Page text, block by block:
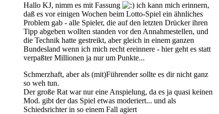
Hallo KJ, nimm es mit Fassung
ich kann mich erinnern,
daß es vor einigen Wochen beim Lotto-Spiel ein ähnliches
Problem gab - alle Spieler, die auf den letzten Drücker ihren
Tipp abgeben wollten standen vor den Annahmestellen, und
die Technik hatte gestreikt, aber gleich in einem ganzen
Bundesland wenn ich mich recht ereinnere - hier geht es statt
verpaßter Millionen ja nur um Punkte...
Schmerzhaft, aber als (mit)Führender sollte es dir nicht ganz
so weh tun.
Der große Rat war nur eine Anspielung, da es ja quasi keinen
Mod. gibt der das Spiel etwas moderiert... und als
Schiedsrichter in so einem Fall agiert